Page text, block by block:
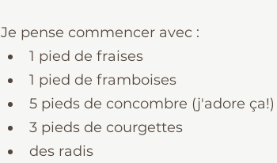
Je pense commencer avec :
1 pied de fraises
1 pied de framboises
5 pieds de concombre (j'adore ça!)
3 pieds de courgettes
des radis